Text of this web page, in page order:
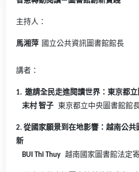
主持人：
馬湘萍 國立公共資訊圖書館館長
講者：
1. 邀請全民走進閱讀世界：東京都
末村 智子
東京都立中央圖書館館
2. 從國家願景到在地影響：越南公共
新
BUI Thi Thuy 越南國家圖書館法定